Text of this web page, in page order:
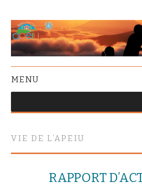
MENU
VIE DE L’APEIU
RAPPORT